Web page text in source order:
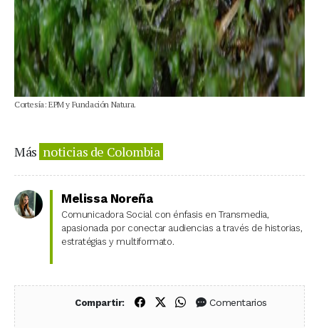
Cortesía: EPM y Fundación Natura.
Más noticias de Colombia
Melissa Noreña
Comunicadora Social con énfasis en Transmedia,
apasionada por conectar audiencias a través de historias,
estratégias y multiformato.
Compartir: Compartir en Facebook
Compartir en X (Twitter)
Compartir en WhatsApp
Comentarios